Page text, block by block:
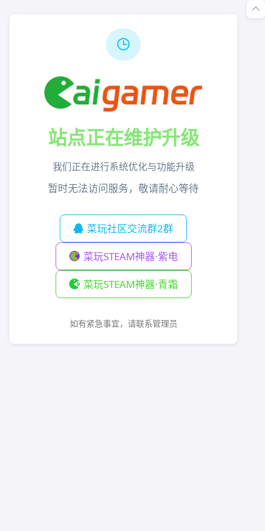
站点正在维护升级
我们正在进行系统优化与功能升级
暂时无法访问服务，敬请耐心等待
菜玩社区交流群2群
菜玩STEAM神器·紫电
菜玩STEAM神器·青霜
如有紧急事宜，请联系管理员